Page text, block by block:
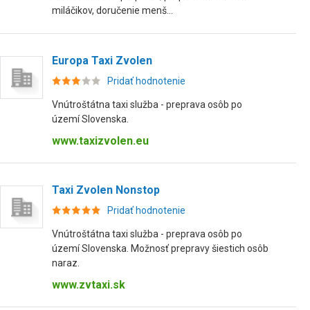
miláčikov, doručenie menš...
Europa Taxi Zvolen
Pridať hodnotenie
Vnútroštátna taxi služba - preprava osôb po
území Slovenska.
www.taxizvolen.eu
Taxi Zvolen Nonstop
Pridať hodnotenie
Vnútroštátna taxi služba - preprava osôb po
území Slovenska. Možnosť prepravy šiestich osôb
naraz.
www.zvtaxi.sk